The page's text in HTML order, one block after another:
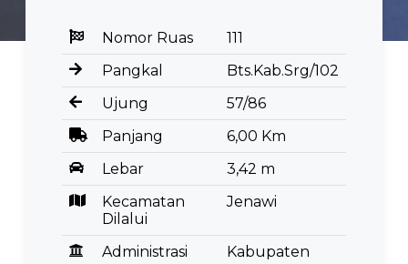
Nomor Ruas
111
Pangkal
Bts.Kab.Srg/102
Ujung
57/86
Panjang
6,00 Km
Lebar
3,42 m
Kecamatan
Dilalui
Jenawi
Administrasi
Kabupaten